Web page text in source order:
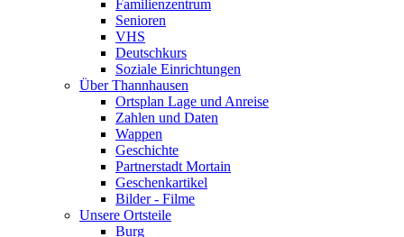
Familienzentrum
Senioren
VHS
Deutschkurs
Soziale Einrichtungen
Über Thannhausen
Ortsplan Lage und Anreise
Zahlen und Daten
Wappen
Geschichte
Partnerstadt Mortain
Geschenkartikel
Bilder - Filme
Unsere Ortsteile
Burg